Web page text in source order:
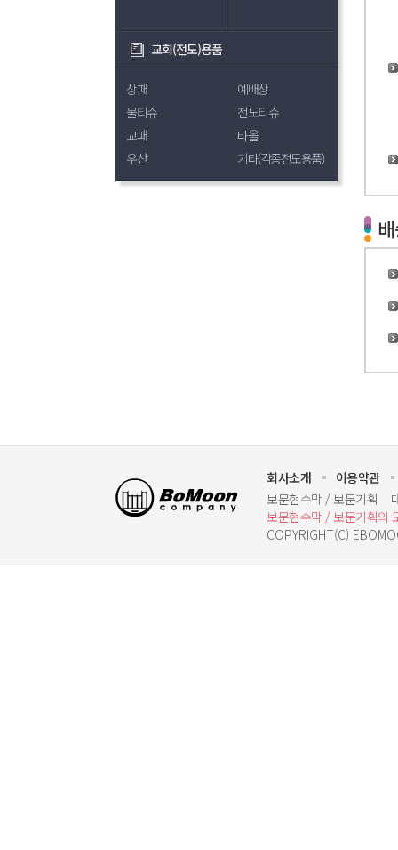
교회(전도)용품
상패
예배상
물티슈
전도티슈
교패
타올
우산
기타(각종전도용품)
보문기획회사소개
이용약관
보문현수막 / 보문기획
보문현수막 / 보문기획의
COPYRIGHT(C)